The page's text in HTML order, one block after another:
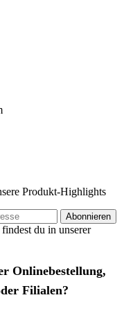
Produkt-Highlights
Abonnieren
du in unserer
Onlinebestellung,
Filialen?